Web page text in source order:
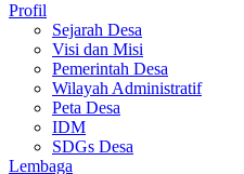
Profil
Sejarah Desa
Visi dan Misi
Pemerintah Desa
Wilayah Administratif
Peta Desa
IDM
SDGs Desa
Lembaga